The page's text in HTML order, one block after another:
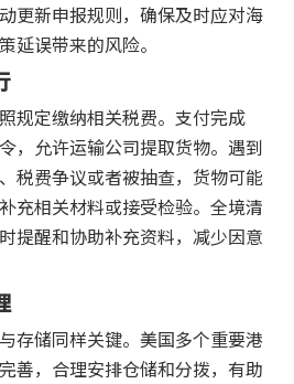
更新申报规则，确保及时应对海
延误带来的风险。
规定缴纳相关税费。支付完成
，允许运输公司提取货物。遇到
税费争议或者被抽查，货物可能
充相关材料或接受检验。全境清
提醒和协助补充资料，减少因意
存储同样关键。美国多个重要港
善，合理安排仓储和分拨，有助